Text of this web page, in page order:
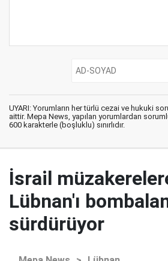
UYARI: Yorumların her türlü cezai ve hukuki
aittir. Mepa News, yapılan yorumlardan
600 karakterle (boşluklu) sınırlıdır.
İsrail
Lübnan'ı
sürdürüyor